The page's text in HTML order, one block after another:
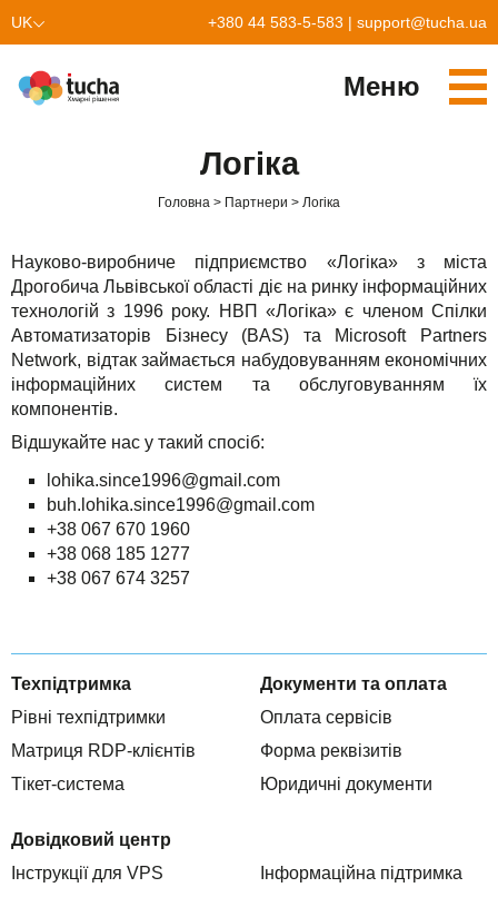
UK +380 44 583-5-583 | support@tucha.ua
Меню
TuchaBit+
TuchaBit
TuchaHost
TuchaBackup
TuchaHosting
TuchaSync
Хмари для e-commerce
Хостиг сайтів на Laravel
Хостинг CRM
Віддалений офіс
Реселінг хостингу
Стати партнером
Наші партнери
Відгуки
Блог
Про нас
Кар'єра
Контакти
Логіка
Головна Партнери Логіка
Науково-виробниче підприємство «Логіка» з міста
Дрогобича Львівської області діє на ринку інформаційних
технологій з 1996 року. НВП «Логіка» є членом Спілки
Автоматизаторів Бізнесу (BAS) та Microsoft Partners
Network, відтак займається набудовуванням економічних
інформаційних систем та обслуговуванням їх
компонентів.
Відшукайте нас у такий спосіб:
lohika.since1996@gmail.com
buh.lohika.since1996@gmail.com
+38 067 670 1960
+38 068 185 1277
+38 067 674 3257
Техпідтримка
Рівні техпідтримки
Матриця RDP-клієнтів
Тікет-система
Документи та оплата
Оплата сервісів
Форма реквізитів
Юридичні документи
Довідковий центр
Інструкції для VPS
Інформаційна підтримка